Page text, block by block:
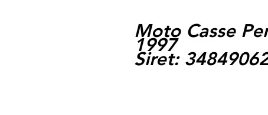
Moto Casse
1997
Siret: